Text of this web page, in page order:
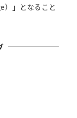
」となること